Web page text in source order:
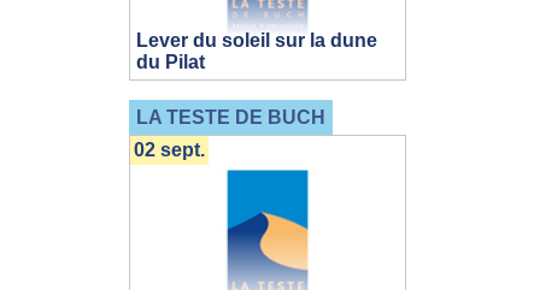
Lever du soleil sur la dune
du Pilat
LA TESTE DE BUCH
02 sept.